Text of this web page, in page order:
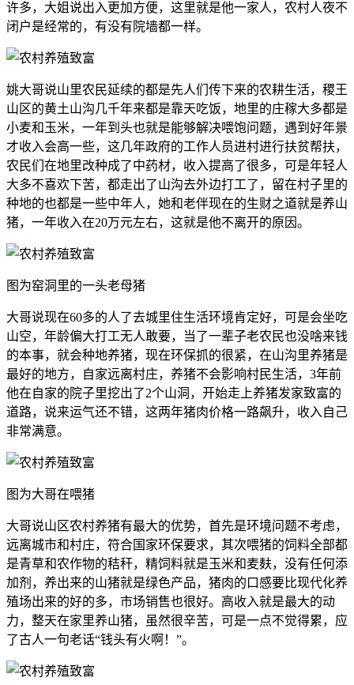
许多，大姐说出入更加方便，这里就是他一家人，农村人夜不
闭户是经常的，有没有院墙都一样。
姚大哥说山里农民延续的都是先人们传下来的农耕生活，稷王
山区的黄土山沟几千年来都是靠天吃饭，地里的庄稼大多都是
小麦和玉米，一年到头也就是能够解决喂饱问题，遇到好年景
才收入会高一些，这几年政府的工作人员进村进行扶贫帮扶，
农民们在地里改种成了中药材，收入提高了很多，可是年轻人
大多不喜欢下苦，都走出了山沟去外边打工了，留在村子里的
种地的也都是一些中年人，她和老伴现在的生财之道就是养山
猪，一年收入在20万元左右，这就是他不离开的原因。
图为窑洞里的一头老母猪
大哥说现在60多的人了去城里住生活环境肯定好，可是会坐吃
山空，年龄偏大打工无人敢要，当了一辈子老农民也没啥来钱
的本事，就会种地养猪，现在环保抓的很紧，在山沟里养猪是
最好的地方，自家远离村庄，养猪不会影响村民生活，3年前
他在自家的院子里挖出了2个山洞，开始走上养猪发家致富的
道路，说来运气还不错，这两年猪肉价格一路飙升，收入自己
非常满意。
图为大哥在喂猪
大哥说山区农村养猪有最大的优势，首先是环境问题不考虑，
远离城市和村庄，符合国家环保要求，其次喂猪的饲料全部都
是青草和农作物的秸秆，精饲料就是玉米和麦麸，没有任何添
加剂，养出来的山猪就是绿色产品，猪肉的口感要比现代化养
殖场出来的好的多，市场销售也很好。高收入就是最大的动
力，整天在家里养山猪，虽然很辛苦，可是一点不觉得累，应
了古人一句老话“钱头有火啊！”。